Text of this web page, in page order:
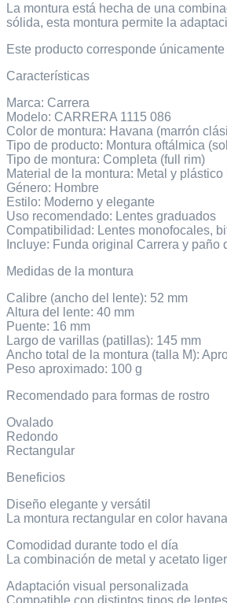
La montura está hecha de una
sólida, esta montura permite la
Este producto corresponde
Características
Marca: Carrera
Modelo: CARRERA 1115 086
Color de montura: Havana (marrón
Tipo de producto: Montura oftálmica
Tipo de montura: Completa (full rim)
Material de la montura: Metal y plástico
Género: Hombre
Estilo: Moderno y elegante
Uso recomendado: Lentes graduados
Compatibilidad: Lentes monofocales,
Incluye: Funda original Carrera y
Medidas de la montura
Calibre (ancho del lente): 52 mm
Altura del lente: 40 mm
Puente: 16 mm
Largo de varillas (patillas): 145 mm
Ancho total de la montura (talla M):
Peso aproximado: 100 g
Recomendado para formas de rostro
Ovalado
Redondo
Rectangular
Beneficios
Diseño elegante y versátil
La montura rectangular en color
Comodidad durante todo el día
La combinación de metal y acetato
Adaptación visual personalizada
Compatible con distintos tipos de